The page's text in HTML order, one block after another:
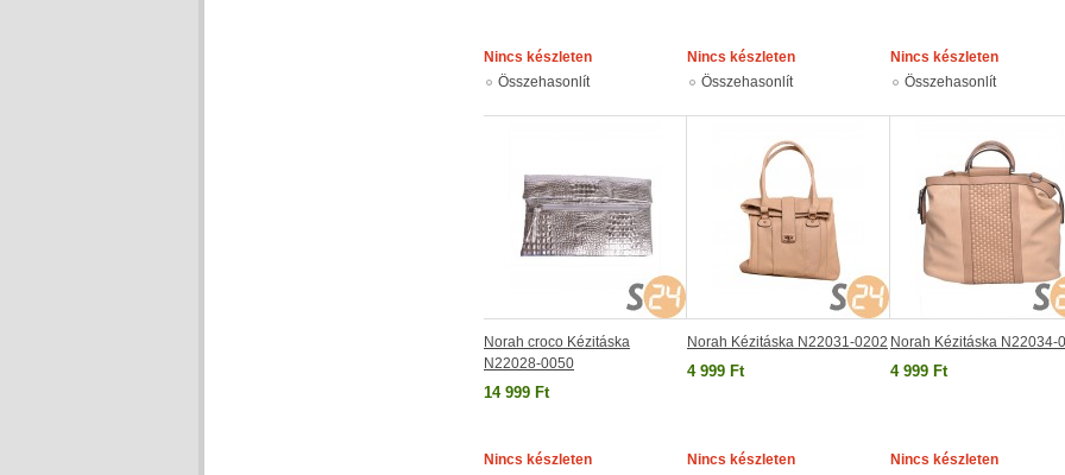
Nincs készleten
Összehasonlít
Nincs készleten
Összehasonlít
Nincs készleten
Összehasonlít
Norah croco Kézitáska
N22028-0050
14 999 Ft
Nincs készleten
Norah Kézitáska N22031-0202
4 999 Ft
Nincs készleten
Norah Kézitáska N22034-
4 999 Ft
Nincs készleten